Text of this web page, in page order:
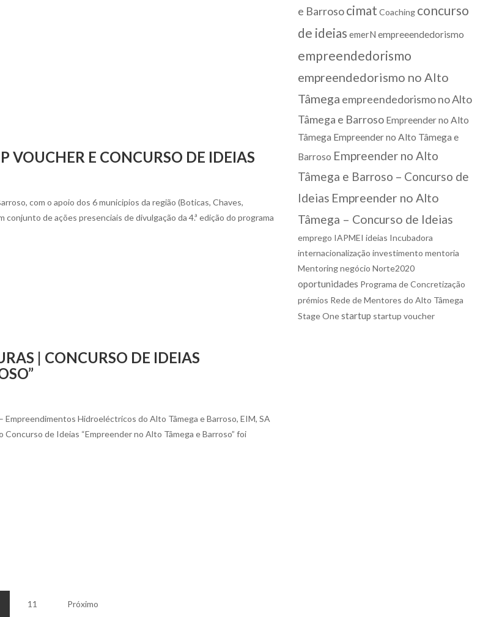
VOUCHER E CONCURSO DE IDEIAS
com o apoio dos 6 municipios da região (Boticas, Chaves,
de ações presenciais de divulgação da 4.ª edição do programa
| CONCURSO DE IDEIAS
Hidroeléctricos do Alto Tâmega e Barroso, EIM, SA
de Ideias “Empreender no Alto Tâmega e Barroso” foi
11 Próximo
e Barroso cimat Coaching concurso
de ideias emerN empreeendedorismo
empreendedorismo
empreendedorismo no Alto
Tâmega empreendedorismo no Alto
Tâmega e Barroso Empreender no Alto
Tâmega Empreender no Alto Tâmega e
Barroso Empreender no Alto
Tâmega e Barroso – Concurso de
Ideias Empreender no Alto
Tâmega – Concurso de Ideias
emprego IAPMEI ideias Incubadora
internacionalização investimento mentoria
Mentoring negócio Norte2020
oportunidades Programa de Concretização
prémios Rede de Mentores do Alto Tâmega
Stage One startup startup voucher